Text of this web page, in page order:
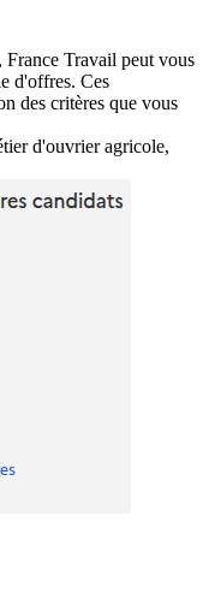
France Travail peut vous
d'offres. Ces
des critères que vous
d'ouvrier agricole,